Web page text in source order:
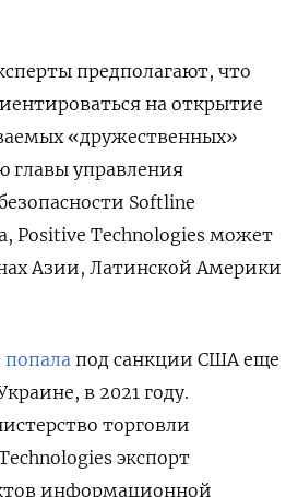
предполагают, что
на открытие
«дружественных»
главы управления
Softline
Positive Technologies может
Азии, Латинской Америки
попала под санкции США еще
в 2021 году.
торговли
экспорт
информационной